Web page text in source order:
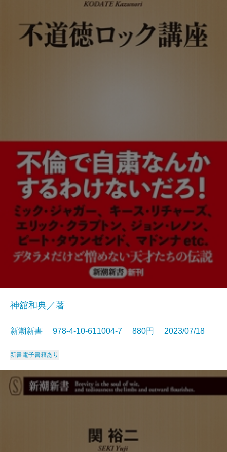
神舘和典／著
新潮新書 978-4-10-611004-7 880円 2023/07/18
新書電子書籍あり